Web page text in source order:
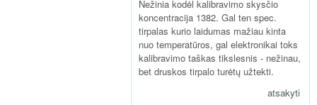
Nežinia kodėl kalibravimo skysčio
koncentracija 1382. Gal ten spec.
tirpalas kurio laidumas mažiau kinta
nuo temperatūros, gal elektronikai toks
kalibravimo taškas tikslesnis - nežinau,
bet druskos tirpalo turėtų užtekti.
atsakyti